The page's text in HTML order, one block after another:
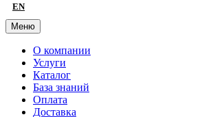
EN
Меню
О компании
Услуги
Каталог
База знаний
Оплата
Доставка